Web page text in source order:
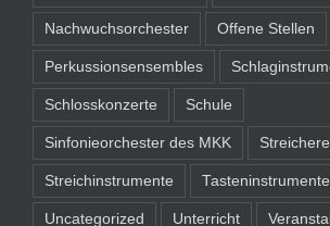
Nachwuchsorchester Offene Stellen
Perkussionsensembles
Schlosskonzerte Schule
Sinfonieorchester des MKK
Streichinstrumente Tasteninstrumente
Uncategorized Unterricht